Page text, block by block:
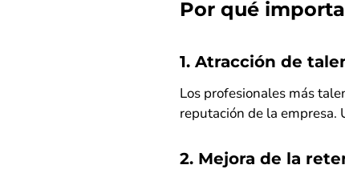
Por qué
1. Atracción de
Los profesionales más
reputación de la empresa.
2. Mejora de la